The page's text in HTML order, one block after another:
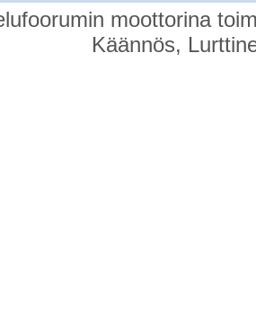
moottorina
Käännös,